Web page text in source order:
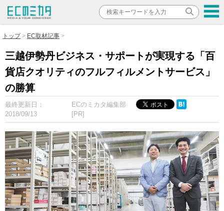
トップ EC取材記事
三越伊勢丹ビジネス・サポートが実現する「百
貨店クオリティのフルフィルメントサービス」
の勝算
最終更新日：
2018/09/13
ECのミカタ編集部
[PR]